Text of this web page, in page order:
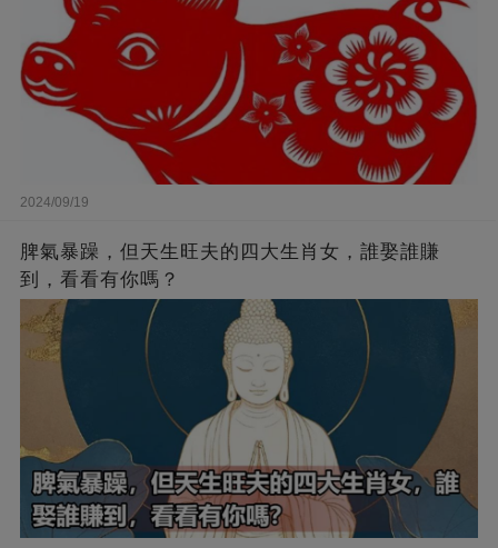
2024/09/19
脾氣暴躁，但天生旺夫的四大生肖女，誰娶誰賺
到，看看有你嗎？